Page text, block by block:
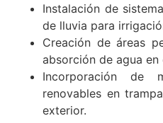
Instalación de
de lluvia para
Creación de áreas
absorción de agua en
Incorporación de
renovables en
exterior.